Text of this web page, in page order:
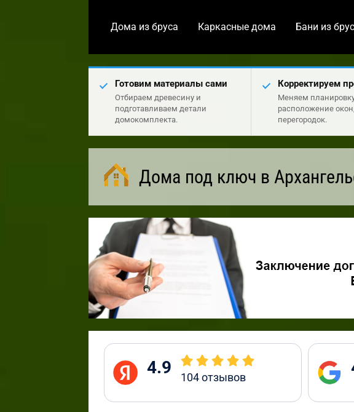
Дома из бруса Каркасные дома Бани из
Готовим материалы сами
Отбираем древесину и
подготавливаем детали
домокомплекта.
Корректируем
Меняем
расположение
перегородок.
Дома под ключ в
4.9 104отзывов